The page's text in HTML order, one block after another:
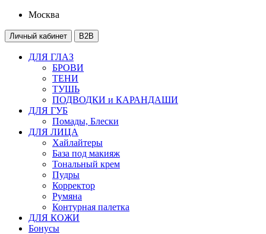
Москва
Личный кабинет B2B
ДЛЯ ГЛАЗ
БРОВИ
ТЕНИ
ТУШЬ
ПОДВОДКИ и КАРАНДАШИ
ДЛЯ ГУБ
Помады, Блески
ДЛЯ ЛИЦА
Хайлайтеры
База под макияж
Тональный крем
Пудры
Корректор
Румяна
Контурная палетка
ДЛЯ КОЖИ
Бонусы